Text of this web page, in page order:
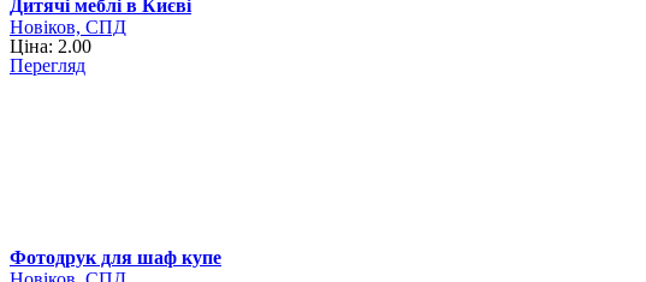
Дитячі меблі в Києві
Новіков, СПД
Ціна: 2.00
Перегляд
Фотодрук для шаф купе